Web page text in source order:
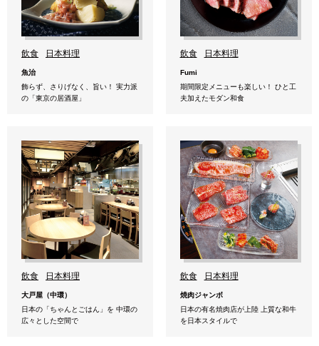
飲食 日本料理
魚治
飾らず、さりげなく、旨い！ 実力派
の「東京の居酒屋」
飲食 日本料理
Fumi
期間限定メニューも楽しい！ ひと工
夫加えたモダン和食
飲食 日本料理
大戸屋（中環）
日本の「ちゃんとごはん」を 中環の
広々とした空間で
飲食 日本料理
焼肉ジャンボ
日本の有名焼肉店が上陸 上質な和牛
を日本スタイルで